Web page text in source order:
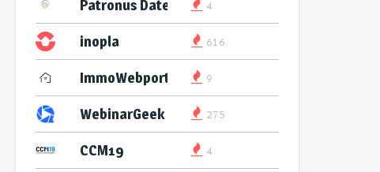
Patronus Datenservice
4
inopla 616
ImmoWebport 9
WebinarGeek 275
CCM19 4